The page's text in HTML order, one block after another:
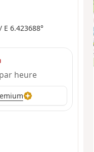
E 6.423688°
heure